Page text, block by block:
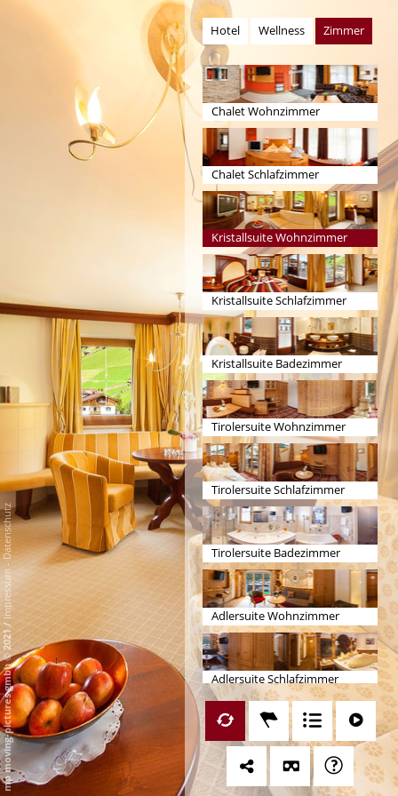
Hotel Wellness Zimmer
Chalet Wohnzimmer
Chalet Schlafzimmer
Kristallsuite Wohnzimmer
Kristallsuite Schlafzimmer
Kristallsuite Badezimmer
Tirolersuite Wohnzimmer
Tirolersuite Schlafzimmer
Tirolersuite Badezimmer
Adlersuite Wohnzimmer
Adlersuite Schlafzimmer
Adlersuite Badezimmer
mp moving-pictures gmbh © 2021
/
Impressum
-
Datenschutz